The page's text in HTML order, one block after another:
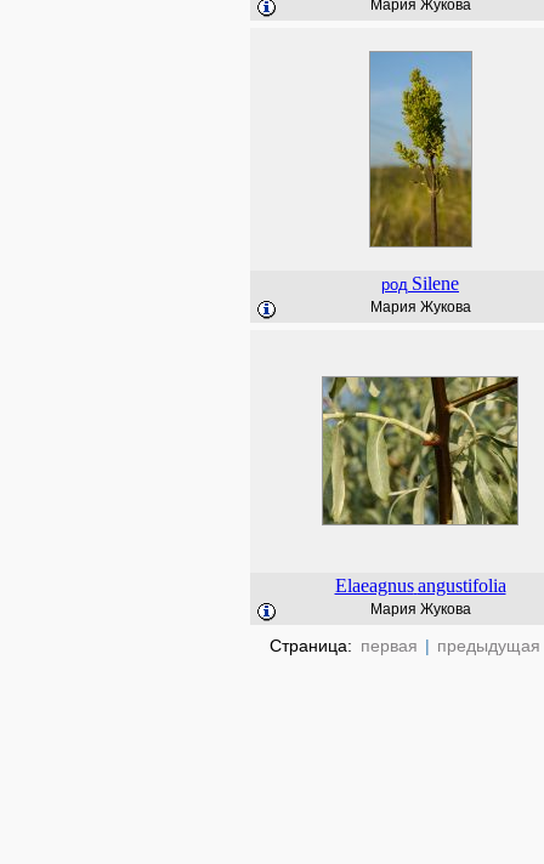
Мария Жукова
род Silene
Мария Жукова
Elaeagnus angustifolia
Мария Жукова
Страница: первая | предыдущая